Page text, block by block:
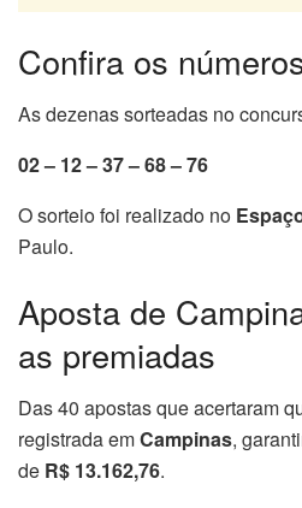
Confira os
As dezenas sorteadas no
02 – 12 – 37 – 68 – 76
O sorteio foi realizado no
Paulo.
Aposta de
as premiadas
Das 40 apostas que acertaram
registrada emCampinas,
de R$ 13.162,76.